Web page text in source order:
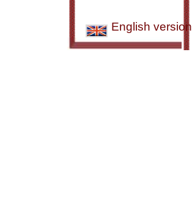
English version